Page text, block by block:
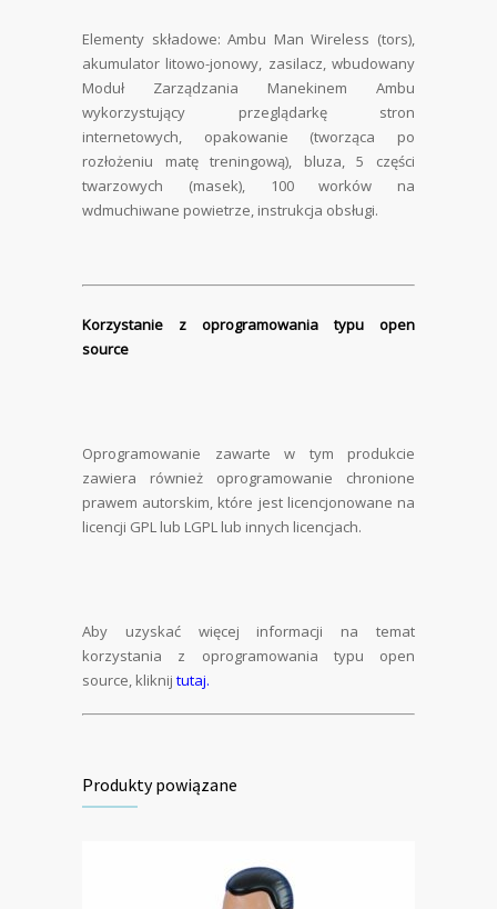
Elementy składowe: Ambu Man Wireless (tors),
akumulator litowo-jonowy, zasilacz, wbudowany
Moduł Zarządzania Manekinem Ambu
wykorzystujący przeglądarkę stron
internetowych, opakowanie (tworząca po
rozłożeniu matę treningową), bluza, 5 części
twarzowych (masek), 100 worków na
wdmuchiwane powietrze, instrukcja obsługi.
Korzystanie z oprogramowania typu open
source
Oprogramowanie zawarte w tym produkcie
zawiera również oprogramowanie chronione
prawem autorskim, które jest licencjonowane na
licencji GPL lub LGPL lub innych licencjach.
Aby uzyskać więcej informacji na temat
korzystania z oprogramowania typu open
source, kliknij tutaj.
Produkty powiązane